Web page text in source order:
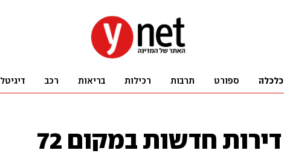
כלכלה ספורט תרבות רכילות בריאות רכב דיגיטל
יהוד מונוסון: 279 דירות חדשות במקום 72